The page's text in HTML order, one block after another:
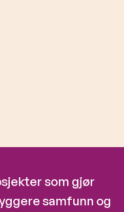
som gjør
samfunn og